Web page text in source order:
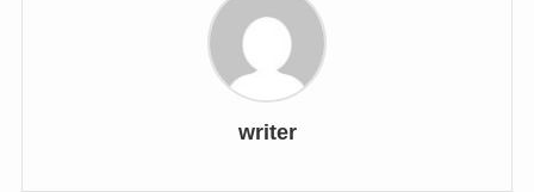
writer